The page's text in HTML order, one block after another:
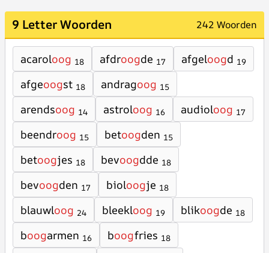
9 Letter Woorden 242 Woorden
acaroloog 18 afdroogde 17 afgeloogd 19
afgeoogst 18 andragoog 15
arendsoog 14 astroloog 16 audioloog 17
beendroog 15 betoogden 15
betoogjes 18 bevoogdde 18
bevoogden 17 bioloogje 18
blauwloog 24 bleekloog 19 blikoogde 18
boogarmen 16 boogfries 18